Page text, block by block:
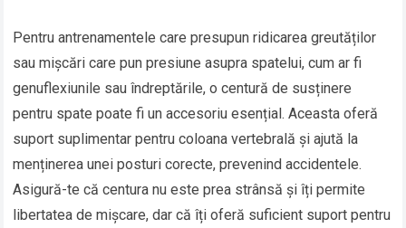
Pentru antrenamentele care presupun ridicarea greutăților
sau mișcări care pun presiune asupra spatelui, cum ar fi
genuflexiunile sau îndreptările, o centură de susținere
pentru spate poate fi un accesoriu esențial. Aceasta oferă
suport suplimentar pentru coloana vertebrală și ajută la
menținerea unei posturi corecte, prevenind accidentele.
Asigură-te că centura nu este prea strânsă și îți permite
libertatea de mișcare, dar că îți oferă suficient suport pentru